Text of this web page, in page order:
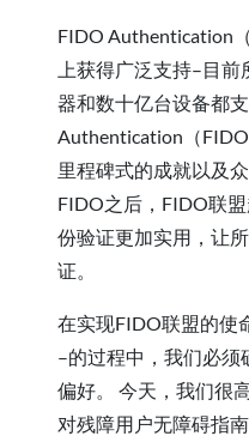
FIDO Authentication
上获得广泛支持–目
器和数十亿台设备都
Authentication（
里程碑式的成就以及
FIDO之后，FIDO联
份验证更加实用，让
证。
在实现FIDO联盟的使
–的过程中，我们必须
偏好。 今天，我们很
对残障用户无障碍指